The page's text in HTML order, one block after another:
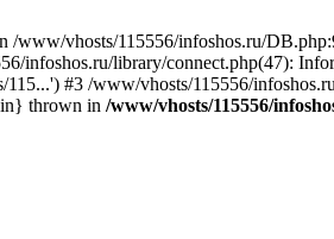
vhosts/115556/infoshos.ru/
infoshos.ru/library/connect.php(47):
#3 /www/vhosts/115556/
thrown in /www/vhosts/115556/